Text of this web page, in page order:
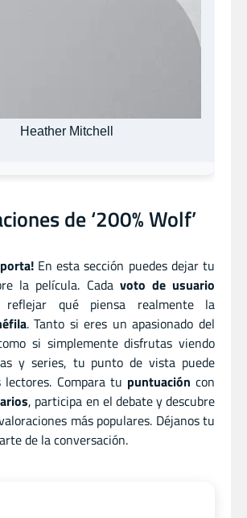
Heather Mitchell
de ‘200% Wolf’
En esta sección puedes dejar tu
la película. Cada voto de usuario
qué piensa realmente la
. Tanto si eres un apasionado del
si simplemente disfrutas viendo
y series, tu punto de vista puede
Compara tu puntuación con
, participa en el debate y descubre
más populares. Déjanos tu
de la conversación.